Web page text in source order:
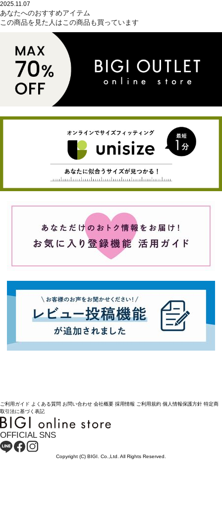
2025.11.07
あなたへのおすすめアイテム
この商品を見た人はこの商品も買っています
ご利用ガイド よくある質問 お問い合わせ 会社概要 採用情報 ご利用規約 個人情報保護方針 特定商
取引法に基づく表記
OFFICIAL SNS
Copyright (C) BIGI. Co.,Ltd. All Rights Reserved.